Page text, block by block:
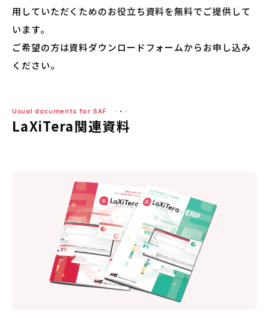
資料ダウンロード
無料トライアル
ERPで連携をさらにラクに
導入事例
お役立ちコラム
用していただくためのお役立ち資料を無料でご提供して
います。
ご希望の方は資料ダウンロードフォームからお申し込み
ください。
Usual documents for SAF
LaXiTera関連資料